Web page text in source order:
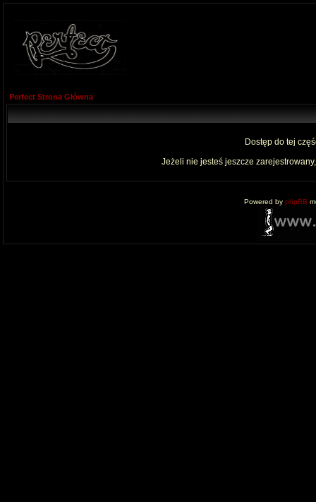
Perfect Strona Główna
Dostęp do tej
Jeżeli nie jesteś jeszcze
Powered by phpBB